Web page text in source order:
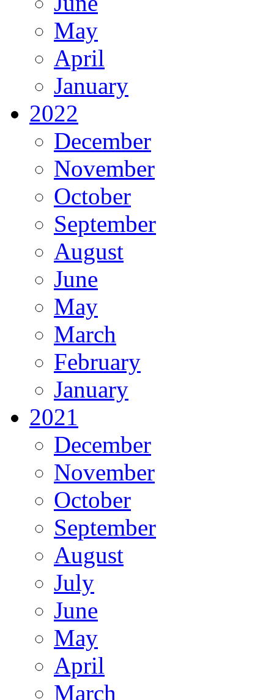
May
April
January
2022
December
November
October
September
August
June
May
March
February
January
2021
December
November
October
September
August
July
June
May
April
March